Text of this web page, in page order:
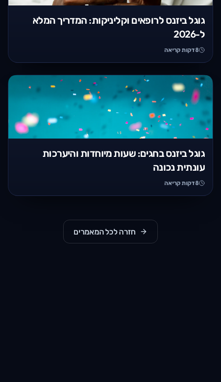
גוגל ביזנס לרופאים וקליניקות: המדריך המלא
ל-2026
8דקות קריאה
גוגל ביזנס בחגים: שעות מיוחדות והיערכות
עונתית נכונה
8דקות קריאה
חזרה לכל המאמרים